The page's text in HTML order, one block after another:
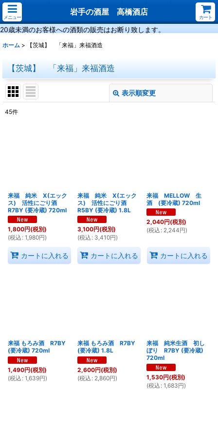
メニュー
岩手の酒屋 高橋酒店
カート
20歳未満のお客様への酒類の販売はお断り致します。
ホーム > 【茨城】 「来福」来福酒造
【茨城】 「来福」来福酒造
表示順変更
絞り込む
45件
来福 純米 X(エック
ス) 活性にごり酒
R7BY (要冷蔵) 720ml
1,800円(税別)
(税込 : 1,980円)
カートに入れる
来福 純米 X(エック
ス) 活性にごり酒
R5BY (要冷蔵) 1.8L
3,100円(税別)
(税込 : 3,410円)
カートに入れる
来福 MELLOW 生
酒 (要冷蔵) 720ml
2,040円(税別)
(税込 : 2,244円)
カートに入れる
来福 もろみ酒 R7BY
(要冷蔵) 720ml
1,490円(税別)
(税込 : 1,639円)
来福 もろみ酒 R7BY
(要冷蔵) 1.8L
2,600円(税別)
(税込 : 2,860円)
来福 純米生酒 初し
ぼり R7BY (要冷蔵)
720ml
1,530円(税別)
(税込 : 1,683円)